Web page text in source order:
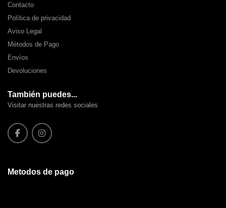
Contacto
Política de privacidad
Aviso Legal
Métodos de Pago
Envíos
Devoluciones
También puedes...
Visitar nuestras redes sociales
Metodos de pago